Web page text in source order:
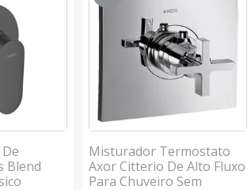
Blend
Misturador Termostato
Axor Citterio De Alto Fluxo
Para Chuveiro Sem